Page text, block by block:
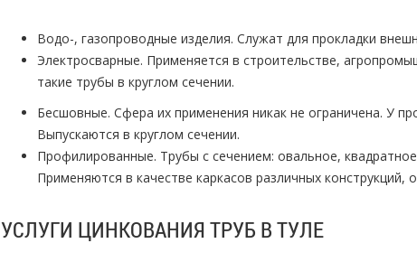
Водо-, газопроводные изделия. Служат для прокладки
Электросварные. Применяется в строительстве,
такие трубы в круглом сечении.
Бесшовные. Сфера их применения никак не ограничена. У
Выпускаются в круглом сечении.
Профилированные. Трубы с сечением: овальное,
Применяются в качестве каркасов различных конструкций,
УСЛУГИ ЦИНКОВАНИЯ ТРУБ В ТУЛЕ